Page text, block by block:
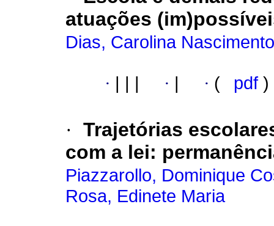
atuações
Dias, Carolina Nascimento
· · · ( pdf )
· Trajetórias
com a lei:
Piazzarollo, Dominique
Rosa, Edinete Maria